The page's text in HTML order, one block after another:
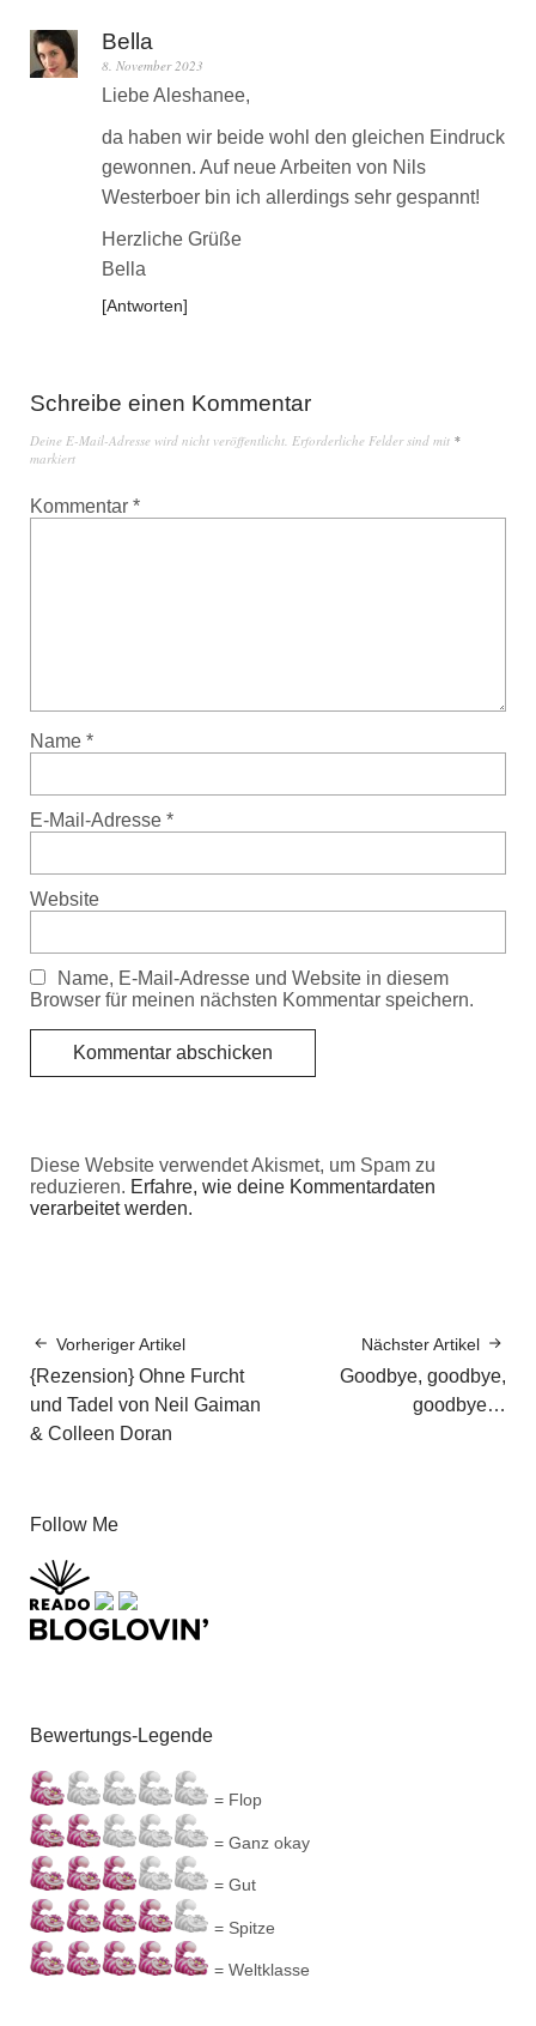
Bella
8. November 2023
Liebe Aleshanee,
da haben wir beide wohl den gleichen Eindruck
gewonnen. Auf neue Arbeiten von Nils
Westerboer bin ich allerdings sehr gespannt!
Herzliche Grüße
Bella
Antworten
Schreibe einen Kommentar
Deine E-Mail-Adresse wird nicht veröffentlicht. Erforderliche Felder sind mit *
markiert
Kommentar *
Name *
E-Mail-Adresse *
Website
Name, E-Mail-Adresse und Website in diesem
Browser für meinen nächsten Kommentar speichern.
Diese Website verwendet Akismet, um Spam zu
reduzieren. Erfahre, wie deine Kommentardaten
verarbeitet werden.
Vorheriger Artikel
{Rezension} Ohne Furcht
und Tadel von Neil Gaiman
& Colleen Doran
Nächster Artikel
Goodbye, goodbye,
goodbye…
Follow Me
Bewertungs-Legende
= Flop
= Ganz okay
= Gut
= Spitze
= Weltklasse